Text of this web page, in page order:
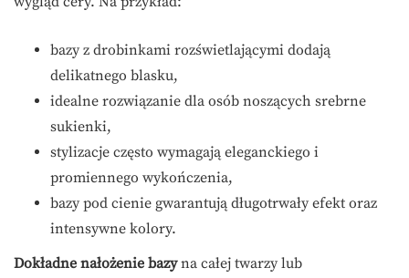
bazy z drobinkami rozświetlającymi dodają
delikatnego blasku,
idealne rozwiązanie dla osób noszących srebrne
sukienki,
stylizacje często wymagają eleganckiego i
promiennego wykończenia,
bazy pod cienie gwarantują długotrwały efekt oraz
intensywne kolory.
Dokładne nałożenie bazyna całej twarzy lub